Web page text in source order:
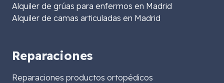
Alquiler de grúas para enfermos en Madrid
Alquiler de camas articuladas en Madrid
Reparaciones
Reparaciones productos ortopédicos